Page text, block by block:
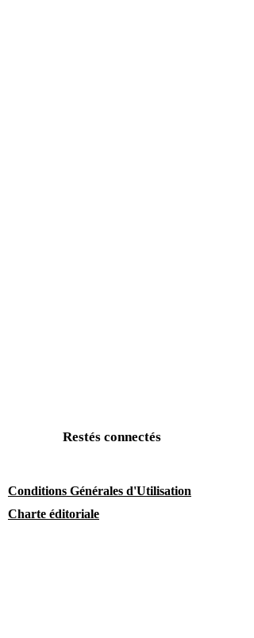
Restés connectés
Conditions Générales d'Utilisation
Charte éditoriale